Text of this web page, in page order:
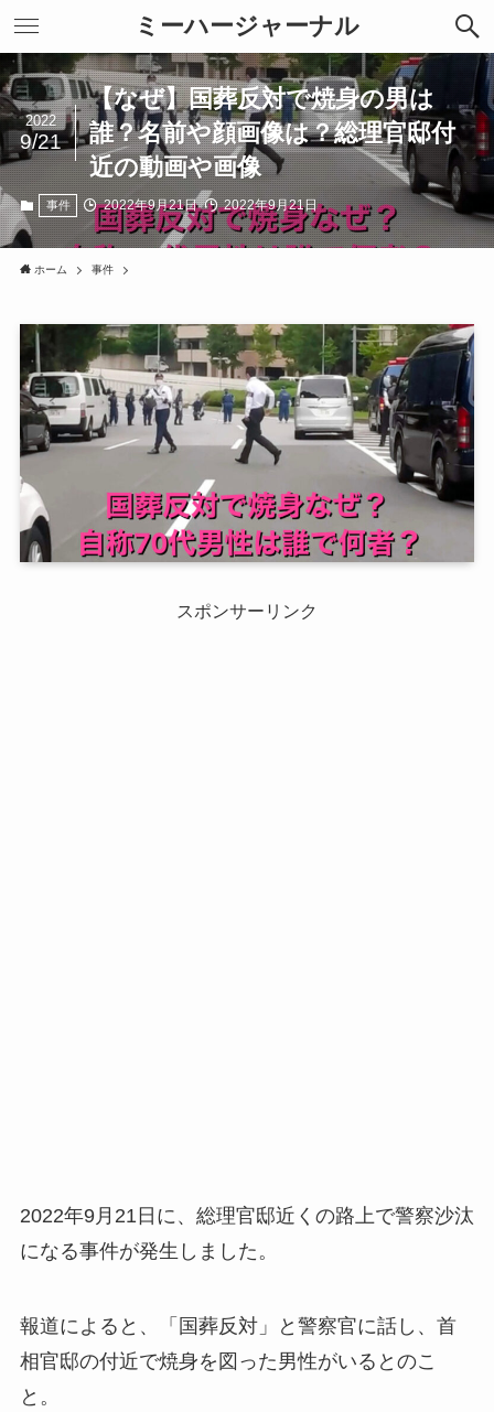
ミーハージャーナル
【なぜ】国葬反対で焼身の男は
誰？名前や顔画像は？総理官邸付
近の動画や画像
2022
9/21
事件 2022年9月21日 2022年9月21日
ホーム 事件
スポンサーリンク
2022年9月21日に、総理官邸近くの路上で警察沙汰
になる事件が発生しました。
報道によると、「国葬反対」と警察官に話し、首
相官邸の付近で焼身を図った男性がいるとのこ
と。